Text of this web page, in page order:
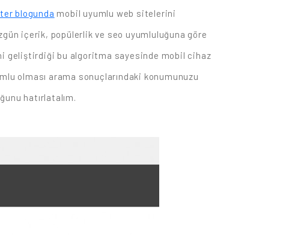
blogunda mobil uyumlu web sitelerini
içerik, popülerlik ve seo uyumluluğuna göre
geliştirdiği bu algoritma sayesinde mobil cihaz
olması arama sonuçlarındaki konumunuzu
hatırlatalım.